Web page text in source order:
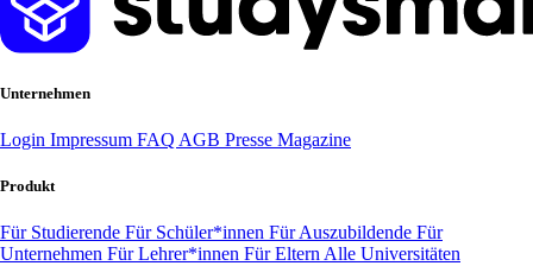
Unternehmen
Login Impressum FAQ AGB Presse Magazine
Produkt
Für Studierende Für Schüler*innen Für Auszubildende Für
Unternehmen Für Lehrer*innen Für Eltern Alle Universitäten